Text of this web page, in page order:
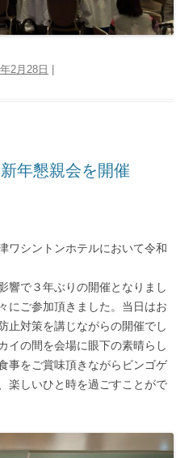
2月28日 |
年懇親会を開催
ワシントンホテルにおいて令和
響で３年ぶりの開催となりまし
にご参加頂きました。当日はお
止対策を講じながらの開催でし
イの間を会場に眼下の素晴らし
事をご賞味頂きながらビンゴゲ
楽しいひと時を過ごすことがで